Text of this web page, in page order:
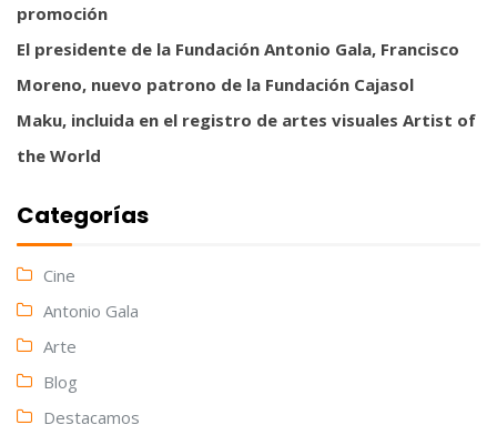
promoción
El presidente de la Fundación Antonio Gala, Francisco
Moreno, nuevo patrono de la Fundación Cajasol
Maku, incluida en el registro de artes visuales Artist of
the World
Categorías
Cine
Antonio Gala
Arte
Blog
Destacamos